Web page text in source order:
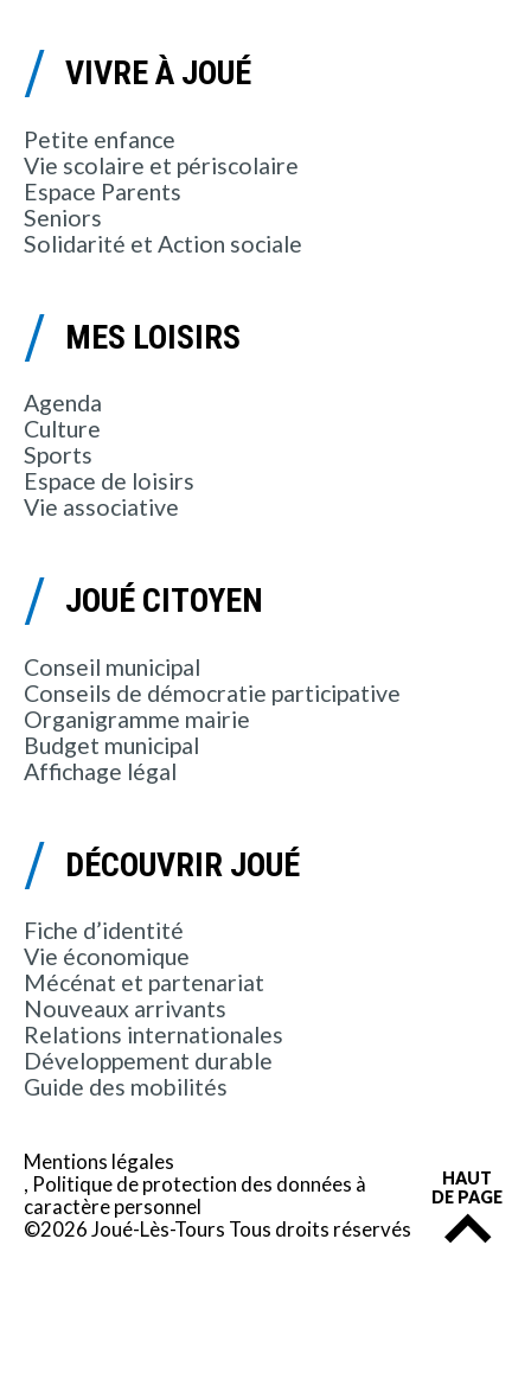
VIVRE À JOUÉ
Petite enfance
Vie scolaire et périscolaire
Espace Parents
Seniors
Solidarité et Action sociale
MES LOISIRS
Agenda
Culture
Sports
Espace de loisirs
Vie associative
JOUÉ CITOYEN
Conseil municipal
Conseils de démocratie participative
Organigramme mairie
Budget municipal
Affichage légal
DÉCOUVRIR JOUÉ
Fiche d’identité
Vie économique
Mécénat et partenariat
Nouveaux arrivants
Relations internationales
Développement durable
Guide des mobilités
Mentions légales
Politique de protection des données à
caractère personnel
©2026 Joué-Lès-Tours Tous droits réservés
HAUT
DE PAGE